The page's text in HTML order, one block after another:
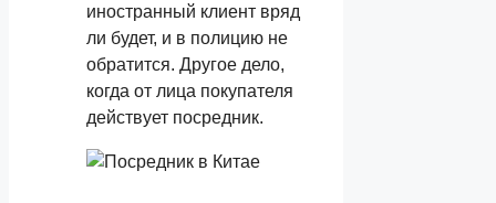
иностранный клиент вряд
ли будет, и в полицию не
обратится. Другое дело,
когда от лица покупателя
действует посредник.